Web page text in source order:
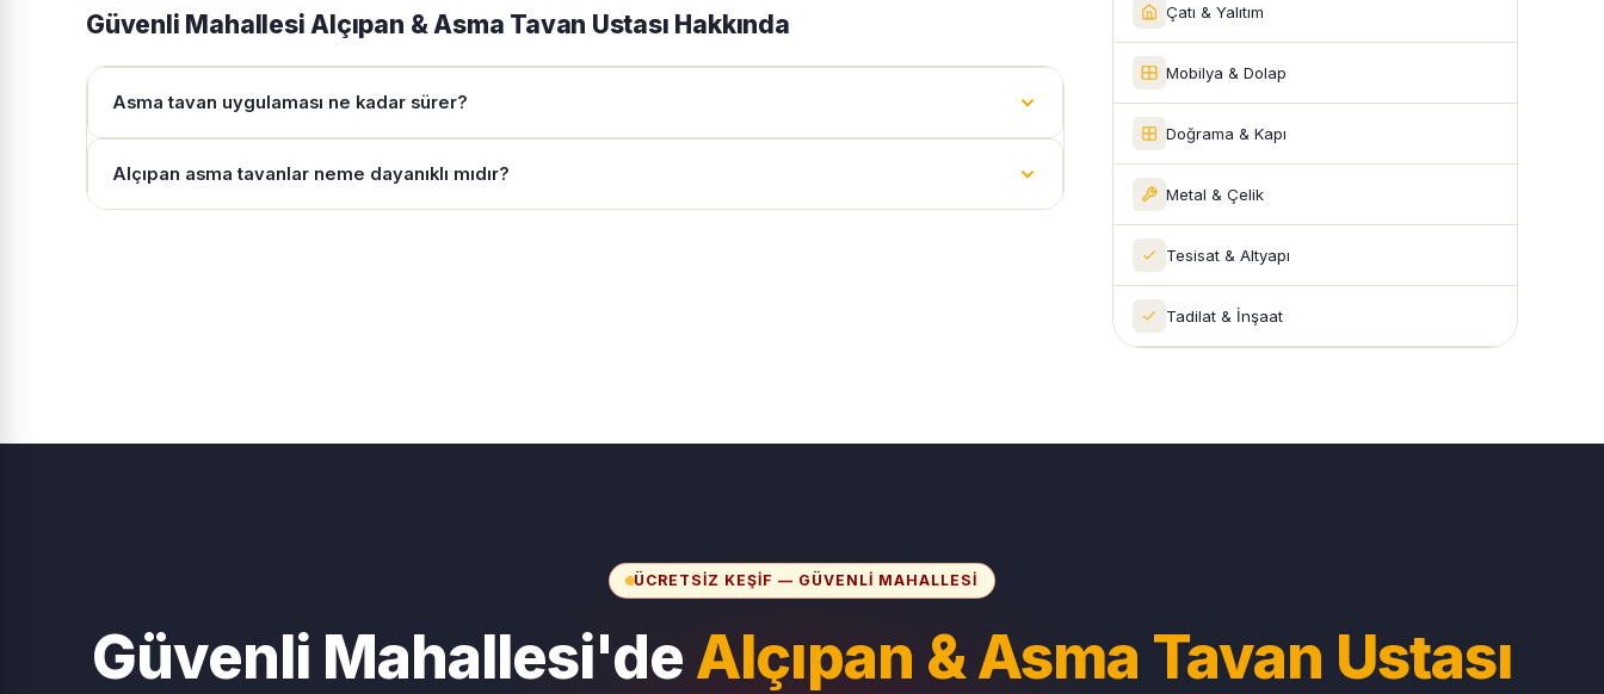
Güvenli Mahallesi Alçıpan & Asma Tavan Ustası Hakkında
Asma tavan uygulaması ne kadar sürer?
Alçıpan asma tavanlar neme dayanıklı mıdır?
Çatı & Yalıtım
Mobilya & Dolap
Doğrama & Kapı
Metal & Çelik
Tesisat & Altyapı
Tadilat & İnşaat
ÜCRETSIZ KEŞIF — GÜVENLI MAHALLESI
Güvenli Mahallesi'de Alçıpan & Asma Tavan Ustası